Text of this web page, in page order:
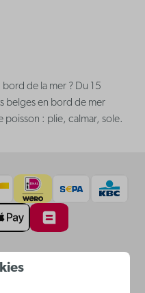
bord de la mer ? Du 15
belges en bord de mer
poisson : plie, calmar, sole.